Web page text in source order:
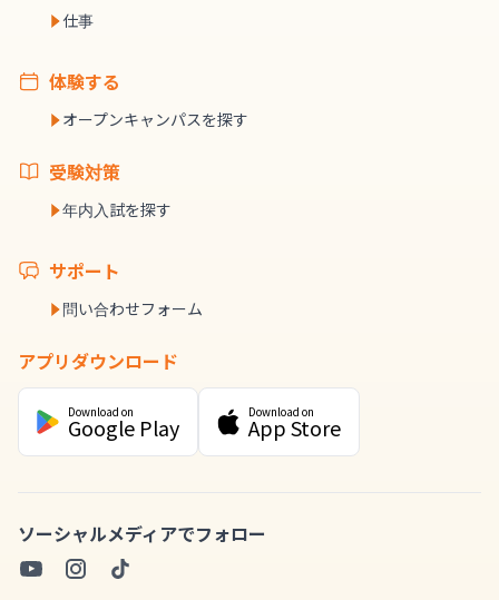
仕事
体験する
オープンキャンパスを探す
受験対策
年内入試を探す
サポート
問い合わせフォーム
アプリダウンロード
Download on
Google Play
Download on
App Store
ソーシャルメディアでフォロー